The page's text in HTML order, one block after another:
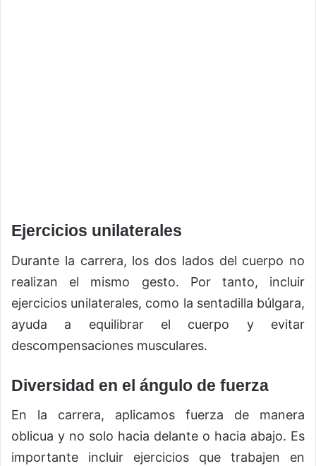
Ejercicios unilaterales
Durante la carrera, los dos lados del cuerpo no
realizan el mismo gesto. Por tanto, incluir
ejercicios unilaterales, como la sentadilla búlgara,
ayuda a equilibrar el cuerpo y evitar
descompensaciones musculares.
Diversidad en el ángulo de fuerza
En la carrera, aplicamos fuerza de manera
oblicua y no solo hacia delante o hacia abajo. Es
importante incluir ejercicios que trabajen en